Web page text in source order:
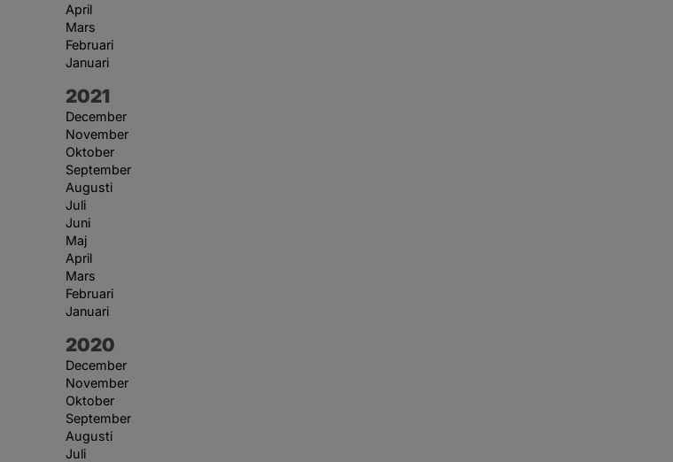
April
Mars
Februari
Januari
År:
2021
December
November
Oktober
September
Augusti
Juli
Juni
Maj
April
Mars
Februari
Januari
År:
2020
December
November
Oktober
September
Augusti
Juli